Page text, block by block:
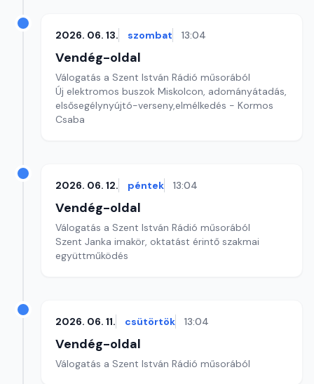
2026. 06. 13. szombat 13:04
Vendég-oldal
Válogatás a Szent István Rádió műsorából
Új elektromos buszok Miskolcon, adományátadás,
elsősegélynyújtó-verseny,elmélkedés - Kormos
Csaba
2026. 06. 12. péntek 13:04
Vendég-oldal
Válogatás a Szent István Rádió műsorából
Szent Janka imakör, oktatást érintő szakmai
együttműködés
2026. 06. 11. csütörtök 13:04
Vendég-oldal
Válogatás a Szent István Rádió műsorából